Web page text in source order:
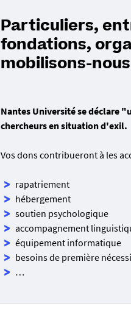
Particuliers,
fondations,
mobilisons-
Nantes Université se déclare
chercheurs en situation d'exil.
Vos dons contribueront à les
rapatriement
hébergement
soutien psychologique
accompagnement
équipement informatique
besoins de première
…